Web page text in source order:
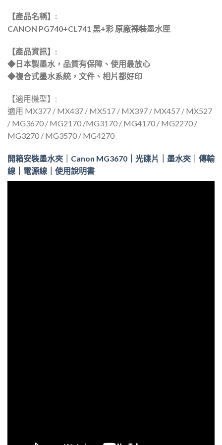
【產品名稱】:
CANON PG740+CL741 黑+彩 原廠裸裝墨水匣
【產品資訊】:
◆日本製墨水，品質有保障、使用最放心
◆複合式墨水系統，文件、相片都好印
【適用機型】:
適用 MX377 / MX437 / MX517 / MX397 / MX457 / MX527
/ MG3670 / MG2170 /MG3170 / MG4170 / MG2270 /
MG3270 / MG3570 / MG4270
開箱安裝墨水夾｜Canon MG3670｜光碟片｜墨水夾｜傳輸
線｜電源線｜使用說明書